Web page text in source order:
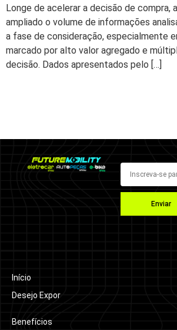
Longe de acelerar a decisão de compra,
ampliado o volume de informações
a fase de consideração, especialmente
marcado por alto valor agregado e
decisão. Dados apresentados pelo […]
Enviar
Início
Desejo Expor
Benefícios